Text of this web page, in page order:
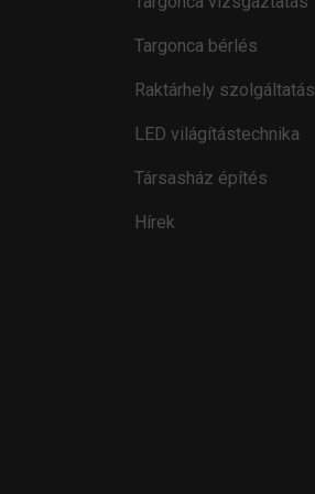
Targonca bérlés
Raktárhely szolgáltatás
LED világítástechnika
Társasház építés
Hírek